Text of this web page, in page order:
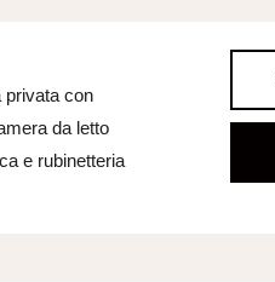
privata con
da letto
e rubinetteria